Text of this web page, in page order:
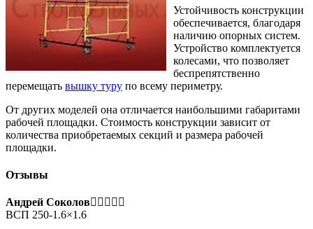
Устойчивость конструкции
обеспечивается, благодаря
наличию опорных систем.
Устройство комплектуется
колесами, что позволяет
беспрепятственно
перемещать вышку туру по всему периметру.
От других моделей она отличается наибольшими габаритами
рабочей площадки. Стоимость конструкции зависит от
количества приобретаемых секций и размера рабочей
площадки.
Отзывы
Андрей Соколов
ВСП 250-1.6×1.6